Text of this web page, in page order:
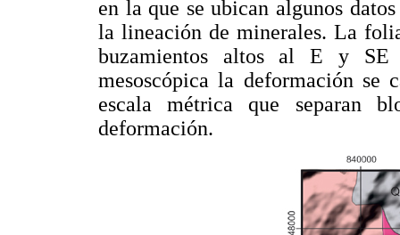
en la que se ubican algunos
la lineación de minerales. La
buzamientos altos al E y SE
mesoscópica la deformación se
escala métrica que separan
deformación.